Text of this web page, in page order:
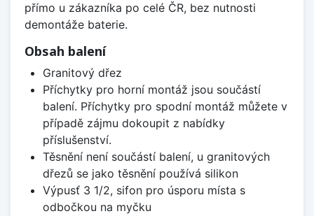
přímo u zákazníka po celé ČR, bez nutnosti
demontáže baterie.
Obsah balení
Granitový dřez
Příchytky pro horní montáž jsou součástí
balení. Příchytky pro spodní montáž můžete v
případě zájmu dokoupit z nabídky
příslušenství.
Těsnění není součástí balení, u granitových
dřezů se jako těsnění používá silikon
Výpusť 3 1/2, sifon pro úsporu místa s
odbočkou na myčku